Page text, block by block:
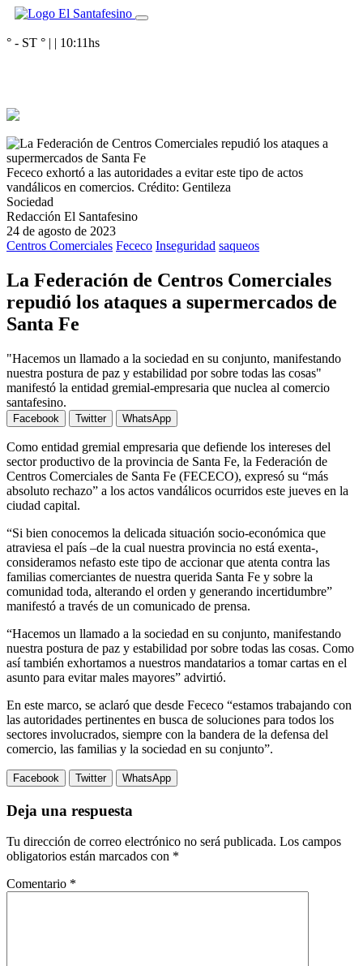
° - ST ° | | 10:11hs
Fececo exhortó a las autoridades a evitar este tipo de actos
vandálicos en comercios. Crédito: Gentileza
Sociedad
Redacción El Santafesino
24 de agosto de 2023
Centros Comerciales Fececo Inseguridad saqueos
La Federación de Centros Comerciales
repudió los ataques a supermercados de
Santa Fe
"Hacemos un llamado a la sociedad en su conjunto, manifestando
nuestra postura de paz y estabilidad por sobre todas las cosas"
manifestó la entidad gremial-empresaria que nuclea al comercio
santafesino.
Facebook Twitter WhatsApp
Como entidad gremial empresaria que defiende los intereses del
sector productivo de la provincia de Santa Fe, la Federación de
Centros Comerciales de Santa Fe (FECECO), expresó su “más
absoluto rechazo” a los actos vandálicos ocurridos este jueves en la
ciudad capital.
“Si bien conocemos la delicada situación socio-económica que
atraviesa el país –de la cual nuestra provincia no está exenta-,
consideramos nefasto este tipo de accionar que atenta contra las
familias comerciantes de nuestra querida Santa Fe y sobre la
comunidad toda, alterando el orden y generando incertidumbre”
manifestó a través de un comunicado de prensa.
“Hacemos un llamado a la sociedad en su conjunto, manifestando
nuestra postura de paz y estabilidad por sobre todas las cosas. Como
así también exhortamos a nuestros mandatarios a tomar cartas en el
asunto para evitar males mayores” advirtió.
En este marco, se aclaró que desde Fececo “estamos trabajando con
las autoridades pertinentes en busca de soluciones para todos los
sectores involucrados, siempre con la bandera de la defensa del
comercio, las familias y la sociedad en su conjunto”.
Facebook Twitter WhatsApp
Deja una respuesta
Tu dirección de correo electrónico no será publicada. Los campos
obligatorios están marcados con *
Comentario *